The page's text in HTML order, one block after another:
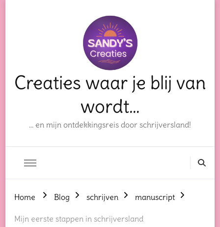
Creaties waar je blij van
wordt…
… en mijn ontdekkingsreis door schrijversland!
Home Blog schrijven manuscript
Mijn eerste stappen in schrijversland